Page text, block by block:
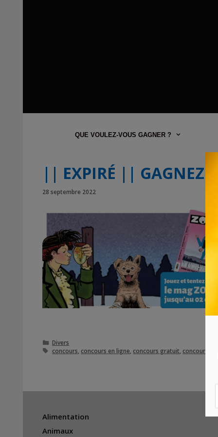
QUE VOULEZ-VOUS GAGNER ?
|| EXPIRÉ || GAGNEZ
28 septembre 2022
Catégories
Divers
Étiquettes
concours concours en ligne concours gratuit concours
Alimentation
Animaux